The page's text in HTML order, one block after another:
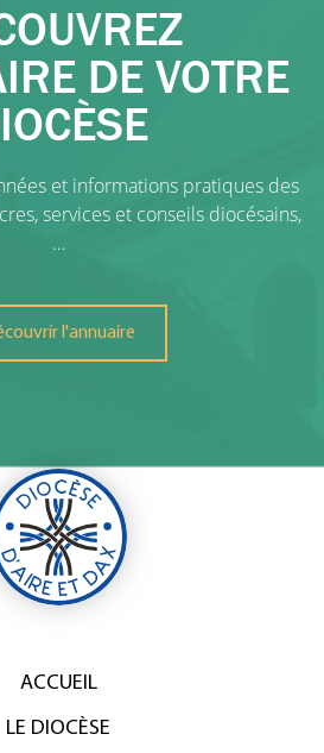
DE VOTRE
et informations pratiques des
services et conseils diocésains,
…
l'annuaire
ACCUEIL
LE DIOCÈSE